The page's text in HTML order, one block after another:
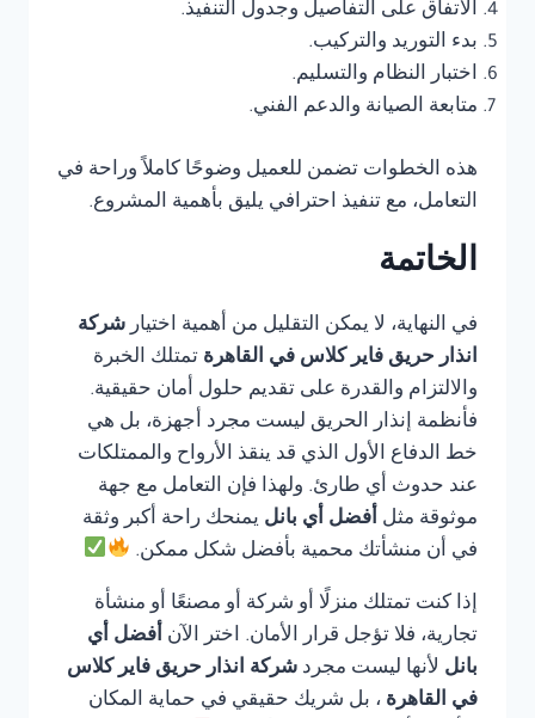
الاتفاق على التفاصيل وجدول التنفيذ.
بدء التوريد والتركيب.
اختبار النظام والتسليم.
متابعة الصيانة والدعم الفني.
هذه الخطوات تضمن للعميل وضوحًا كاملاً وراحة في
التعامل، مع تنفيذ احترافي يليق بأهمية المشروع.
الخاتمة
في النهاية، لا يمكن التقليل من أهمية اختيار شركة
انذار حريق فاير كلاس في القاهرة تمتلك الخبرة
والالتزام والقدرة على تقديم حلول أمان حقيقية.
فأنظمة إنذار الحريق ليست مجرد أجهزة، بل هي
خط الدفاع الأول الذي قد ينقذ الأرواح والممتلكات
عند حدوث أي طارئ. ولهذا فإن التعامل مع جهة
موثوقة مثل أفضل أي بانل يمنحك راحة أكبر وثقة
في أن منشأتك محمية بأفضل شكل ممكن.
إذا كنت تمتلك منزلًا أو شركة أو مصنعًا أو منشأة
تجارية، فلا تؤجل قرار الأمان. اختر الآن أفضل أي
بانل لأنها ليست مجرد شركة انذار حريق فاير كلاس
في القاهرة ، بل شريك حقيقي في حماية المكان